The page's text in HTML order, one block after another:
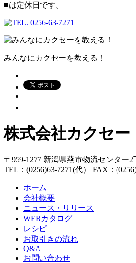
■は定休日です。
みんなにカクセーを教える！
株式会社カクセー
〒959-1277 新潟県燕市物流センター2
TEL：(0256)63-7271(代） FAX：
ホーム
会社概要
ニュース・リリース
WEBカタログ
レシピ
お取引きの流れ
Q&A
お問い合わせ